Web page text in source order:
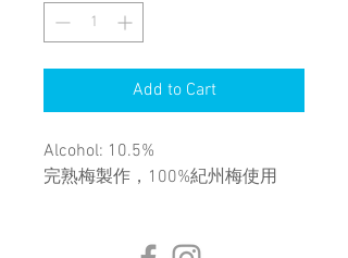
Add to Cart
Alcohol: 10.5%
完熟梅製作，100%紀州梅使用